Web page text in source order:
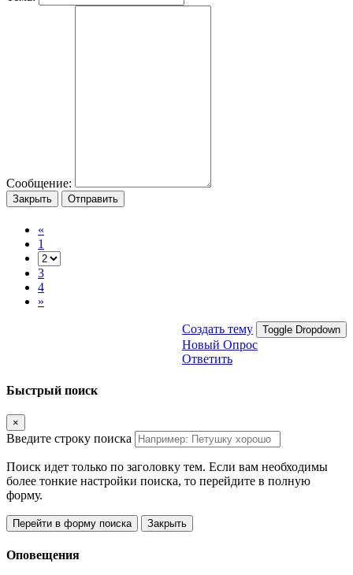
Сообщение:
Закрыть Отправить
«
1
3
4
»
Создать тему Toggle Dropdown
Новый Опрос
Ответить
Быстрый поиск
×
Введите строку поиска
Поиск идет только по заголовку тем. Если вам необходимы
более тонкие настройки поиска, то перейдите в полную
форму.
Перейти в форму поиска Закрыть
Оповещения